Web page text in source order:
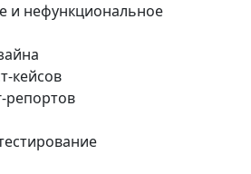
и нефункциональное
кейсов
репортов